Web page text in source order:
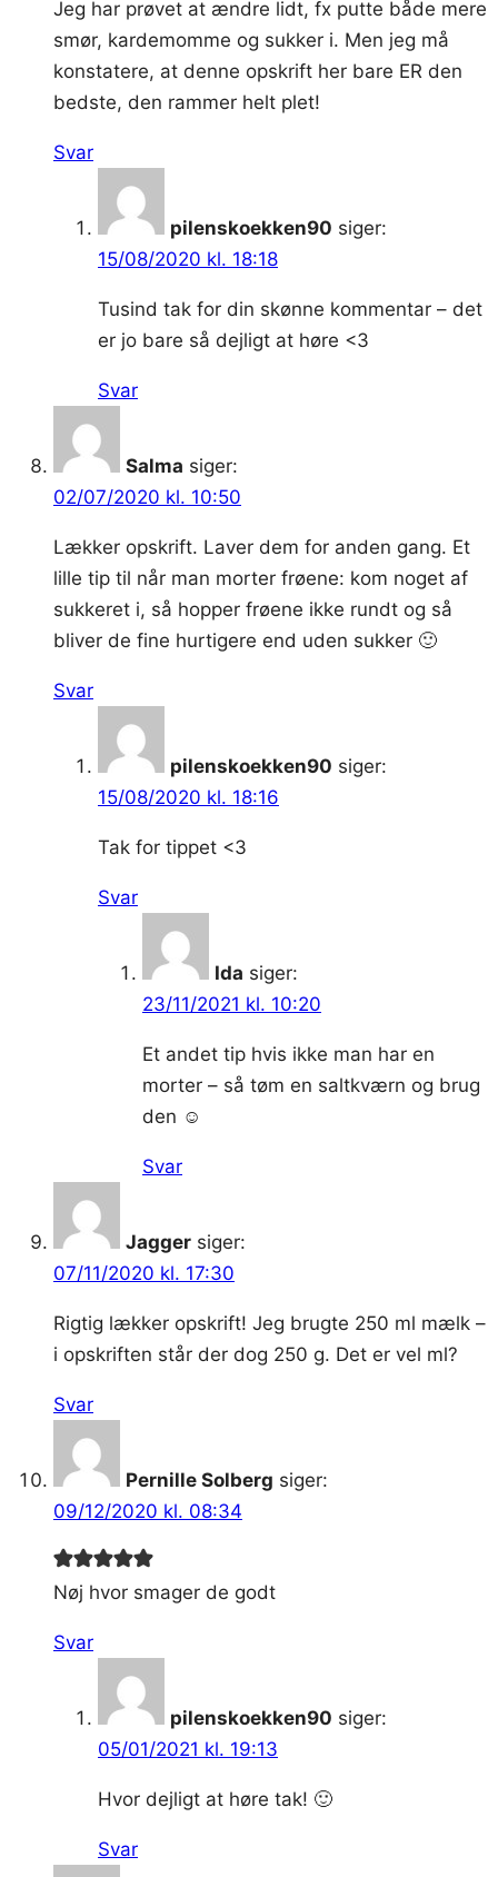
Jeg har prøvet at ændre lidt, fx putte både mere
smør, kardemomme og sukker i. Men jeg må
konstatere, at denne opskrift her bare ER den
bedste, den rammer helt plet!
Svar
pilenskoekken90 siger:
15/08/2020 kl. 18:18
Tusind tak for din skønne kommentar – det
er jo bare så dejligt at høre <3
Svar
Salma siger:
02/07/2020 kl. 10:50
Lækker opskrift. Laver dem for anden gang. Et
lille tip til når man morter frøene: kom noget af
sukkeret i, så hopper frøene ikke rundt og så
bliver de fine hurtigere end uden sukker 🙂
Svar
pilenskoekken90 siger:
15/08/2020 kl. 18:16
Tak for tippet <3
Svar
Ida siger:
23/11/2021 kl. 10:20
Et andet tip hvis ikke man har en
morter – så tøm en saltkværn og brug
den ☺️
Svar
Jagger siger:
07/11/2020 kl. 17:30
Rigtig lækker opskrift! Jeg brugte 250 ml mælk –
i opskriften står der dog 250 g. Det er vel ml?
Svar
Pernille Solberg siger:
09/12/2020 kl. 08:34
Nøj hvor smager de godt
Svar
pilenskoekken90 siger:
05/01/2021 kl. 19:13
Hvor dejligt at høre tak! 🙂
Svar